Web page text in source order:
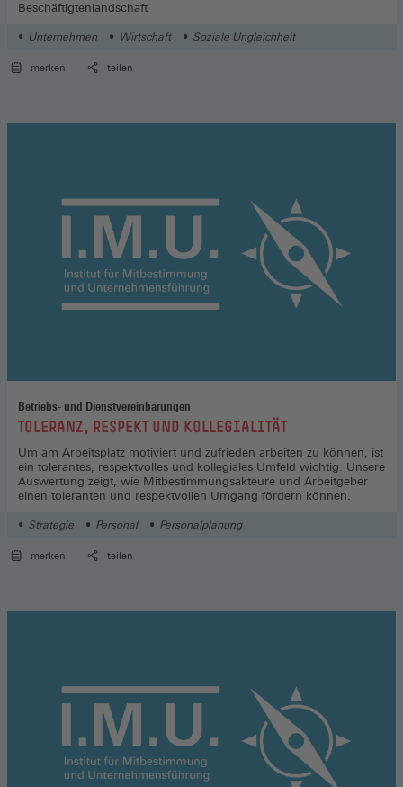
Beschäftigtenlandschaft
Unternehmen Wirtschaft Soziale Ungleichheit
merken teilen
Betriebs- und Dienstvereinbarungen
:
TOLERANZ, RESPEKT UND KOLLEGIALITÄT
Um am Arbeitsplatz motiviert und zufrieden arbeiten zu können, ist
ein tolerantes, respektvolles und kollegiales Umfeld wichtig. Unsere
Auswertung zeigt, wie Mitbestimmungsakteure und Arbeitgeber
einen toleranten und respektvollen Umgang fördern können.
Strategie Personal Personalplanung
merken teilen